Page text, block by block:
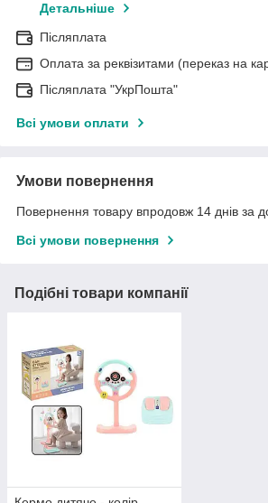
Детальніше
Післяплата
Оплата за реквізитами (переказ на
Післяплата "УкрПошта"
Всі умови оплати
Умови повернення
Повернення товару впродовж 14 днів за
Всі умови повернення
Подібні товари компанії